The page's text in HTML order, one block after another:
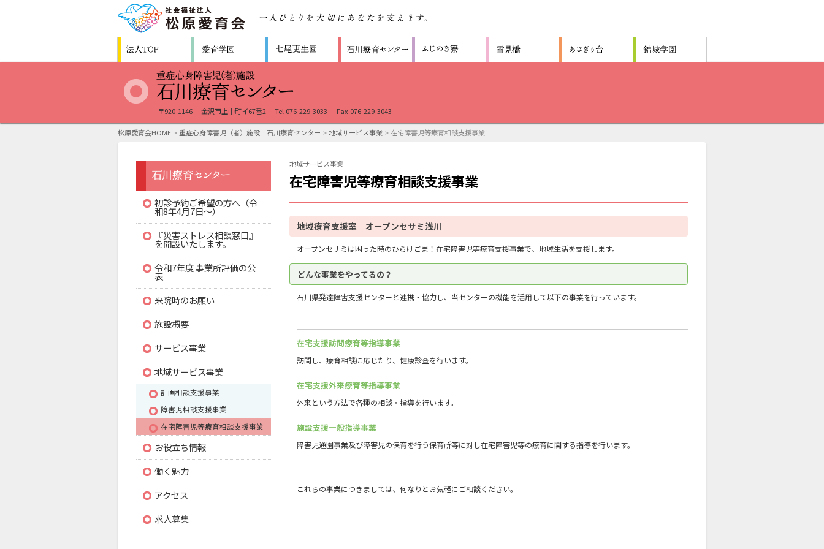
〒920-1146 金沢市上中町イ67番2 Tel 076-229-3033 Fax 076-229-3043
松原愛育会HOME >重症心身障害児（者）施設 石川療育センター >地域サービス事業 > 在宅障害児等療育相談支援事業
地域サービス事業
在宅障害児等療育相談支援事業
地域療育支援室 オープンセサミ浅川
オープンセサミは困った時のひらけごま！在宅障害児等療育支援事業で、地域生活を支援します。
どんな事業をやってるの？
石川県発達障害支援センターと連携・協力し、当センターの機能を活用して以下の事業を行っています。
在宅支援訪問療育等指導事業
訪問し、療育相談に応じたり、健康診査を行います。
在宅支援外来療育等指導事業
外来という方法で各種の相談・指導を行います。
施設支援一般指導事業
障害児通園事業及び障害児の保育を行う保育所等に対し在宅障害児等の療育に関する指導を行います。
これらの事業につきましては、何なりとお気軽にご相談ください。
初診予約ご希望の方へ（令
和8年4月7日～）
『災害ストレス相談窓口』
を開設いたします。
令和7年度 事業所評価の公
表
来院時のお願い
施設概要
サービス事業
地域サービス事業
計画相談支援事業
障害児相談支援事業
在宅障害児等療育相談支援事業
お役立ち情報
働く魅力
アクセス
求人募集